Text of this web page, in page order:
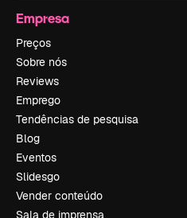
Empresa
Preços
Sobre nós
Reviews
Emprego
Tendências de pesquisa
Blog
Eventos
Slidesgo
Vender conteúdo
Sala de imprensa